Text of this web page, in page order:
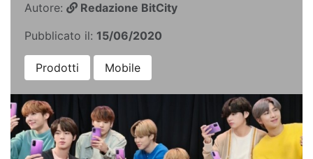
Autore:
Redazione BitCity
Pubblicato il: 15/06/2020
Prodotti Mobile